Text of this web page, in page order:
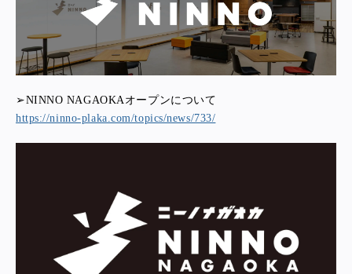
➢NINNO NAGAOKAオープンについて
https://ninno-plaka.com/topics/news/733/